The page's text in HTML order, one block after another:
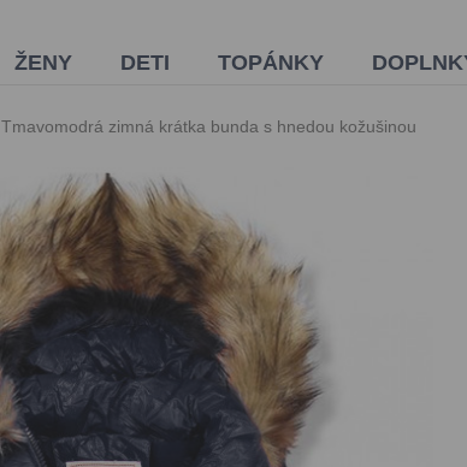
ŽENY DETI TOPÁNKY
Tmavomodrá zimná krátka bunda s hnedou kožušinou